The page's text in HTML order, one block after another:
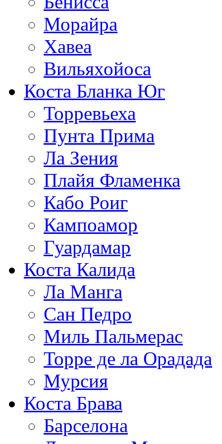
Морайра
Хавеа
Вильяхойоса
Коста Бланка Юг
Торревьеха
Пунта Прима
Ла Зения
Плайя Фламенка
Кабо Роиг
Кампоамор
Гуардамар
Коста Калида
Ла Манга
Сан Педро
Миль Пальмерас
Торре де ла Орадада
Мурсия
Коста Брава
Барселона